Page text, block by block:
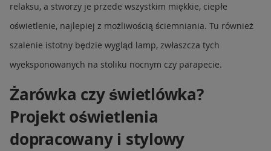
relaksu, a stworzy je przede wszystkim miękkie, ciepłe
oświetlenie, najlepiej z możliwością ściemniania. Tu również
szalenie istotny będzie wygląd lamp, zwłaszcza tych
wyeksponowanych na stoliku nocnym czy parapecie.
Żarówka czy świetlówka?
Projekt oświetlenia
dopracowany i stylowy